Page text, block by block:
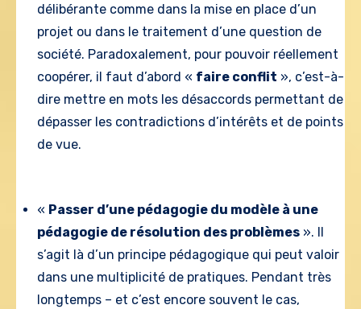
délibérante comme dans la mise en place d’un
projet ou dans le traitement d’une question de
société. Paradoxalement, pour pouvoir réellement
coopérer, il faut d’abord « faire conflit », c’est-à-
dire mettre en mots les désaccords permettant de
dépasser les contradictions d’intérêts et de points
de vue.
« Passer d’une pédagogie du modèle à une
pédagogie de résolution des problèmes». Il
s’agit là d’un principe pédagogique qui peut valoir
dans une multiplicité de pratiques. Pendant très
longtemps – et c’est encore souvent le cas,